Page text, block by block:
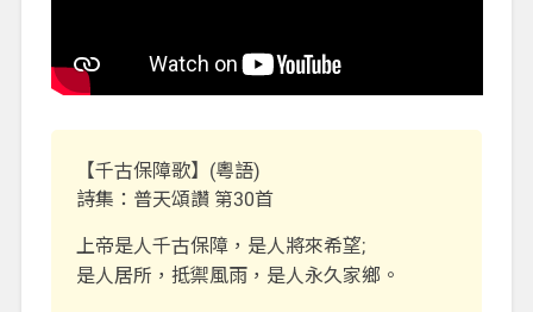
【千古保障歌】(粵語)
詩集：普天頌讚 第30首
上帝是人千古保障，是人將來希望;
是人居所，抵禦風雨，是人永久家鄉。